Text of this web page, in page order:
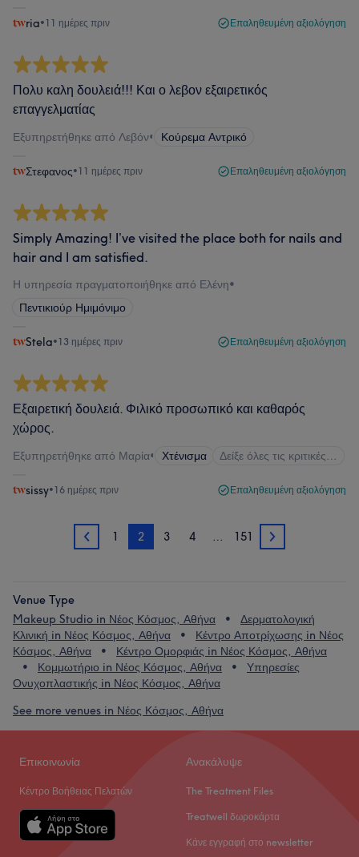
ria•11 ημέρες πριν Επαληθευμένη αξιολόγηση
Πολυ καλη δουλειά!!! Και ο λεβον εξαιρετικός
επαγγελματίας
Εξυπηρετήθηκε από Λεβόν• Κούρεμα Αντρικό
Στεφανος•11 ημέρες πριν Επαληθευμένη αξιολόγηση
Simply Amazing! I’ve visited the place both for nails and
hair and I am satisfied.
Η υπηρεσία πραγματοποιήθηκε από Ελένη•
Πεντικιούρ Ημιμόνιμο
Stela•13 ημέρες πριν Επαληθευμένη αξιολόγηση
Εξαιρετική δουλειά. Φιλικό προσωπικό και καθαρός
χώρος.
Εξυπηρετήθηκε από Μαρία• Χτένισμα Δείξε όλες τις κριτικές…
sissy•16 ημέρες πριν Επαληθευμένη αξιολόγηση
1 1 2 3 4 … 151 3
Venue Type
Makeup Studio in Νέος Κόσμος, Αθήνα
Δερματολογική
Κλινική in Νέος Κόσμος, Αθήνα
Κέντρο Αποτρίχωσης in Νέος
Κόσμος, Αθήνα
Κέντρο Ομορφιάς in Νέος Κόσμος, Αθήνα
Κομμωτήριο in Νέος Κόσμος, Αθήνα
Υπηρεσίες
Ονυχοπλαστικής in Νέος Κόσμος, Αθήνα
See more venues in Νέος Κόσμος, Αθήνα
Επικοινωνία
Κέντρο Βοήθειας Πελατών
Ανακάλυψε
The Treatment Files
Treatwell δωροκάρτα
Κάνε εγγραφή στο newsletter